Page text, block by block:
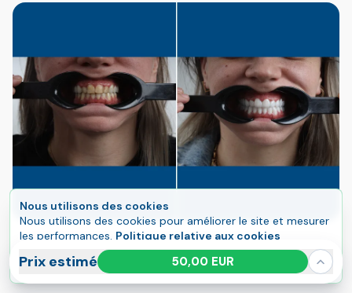
Prix estimé 50,00 EUR
Nous utilisons des cookies
Nous utilisons des cookies pour améliorer le site et mesurer
les performances. Politique relative aux cookies
Tout accepter